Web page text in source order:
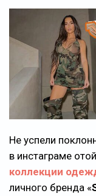
Не успели
в инстаграме
коллекции
личного бренда «